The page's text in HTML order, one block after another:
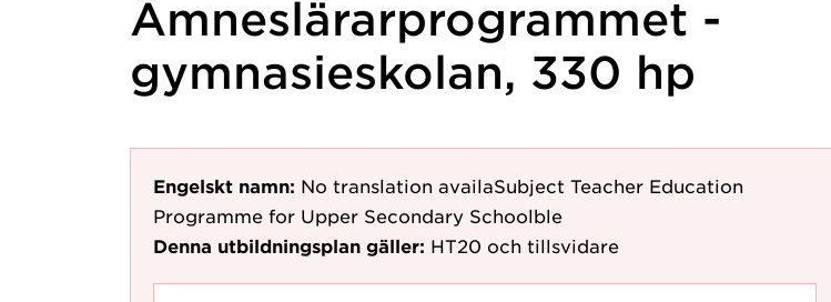
Ämneslärarprogrammet -
gymnasieskolan, 330 hp
Engelskt namn: No translation availaSubject Teacher Education
Programme for Upper Secondary Schoolble
Denna utbildningsplan gäller: HT20 och tillsvidare